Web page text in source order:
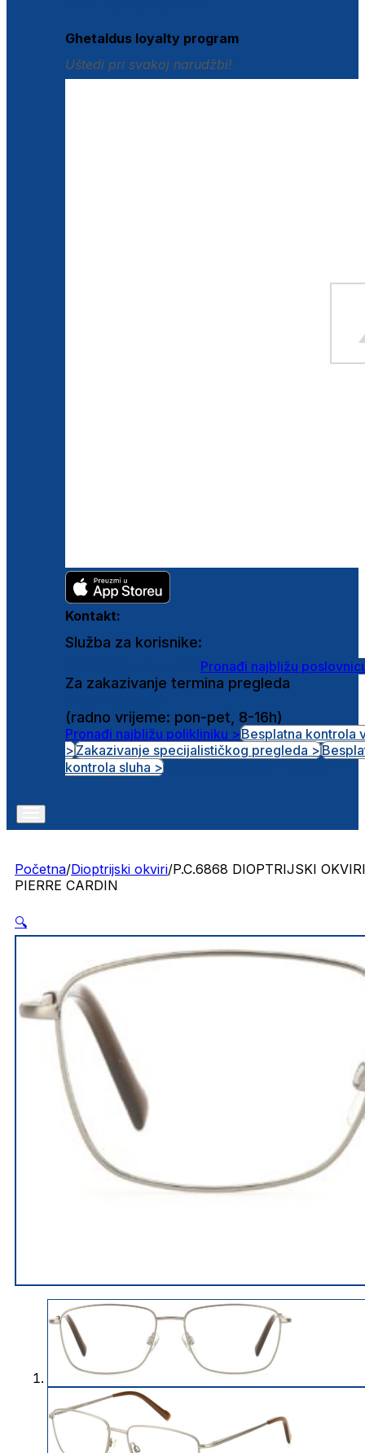
Ghetaldus loyalty program
Uštedi pri svakoj narudžbi!
Kontakt:
Služba za korisnike:
Pronađi najbližu
Za zakazivanje termina pregleda
(radno vrijeme: pon-pet, 8-16h)
Pronađi najbližu polikliniku >Besplatna kontrola
>Zakazivanje specijalističkog pregleda >
kontrola sluha >
Početna/Dioptrijski okviri/P.C.6868 DIOPTRIJSKI OKVIRI
PIERRE CARDIN
🔍